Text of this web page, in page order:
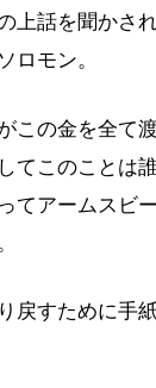
上話を聞かさ
ロモン。
この金を全て
てこのことは
てアームスビ
戻すために手